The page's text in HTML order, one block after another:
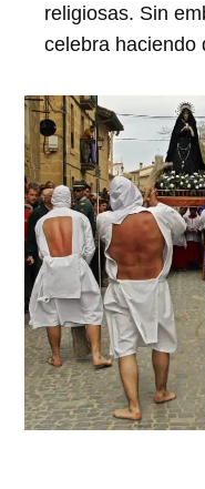
religiosas. Sin
celebra haciendo